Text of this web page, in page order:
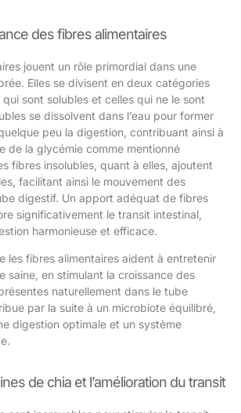
des fibres alimentaires
jouent un rôle primordial dans une
Elles se divisent en deux catégories
sont solubles et celles qui ne le sont
se dissolvent dans l’eau pour former
peu la digestion, contribuant ainsi à
de la glycémie comme mentionné
fibres insolubles, quant à elles, ajoutent
facilitant ainsi le mouvement des
digestif. Un apport adéquat de fibres
significativement le transit intestinal,
harmonieuse et efficace.
les fibres alimentaires aident à entretenir
saine, en stimulant la croissance des
naturellement dans le tube
par la suite à un microbiote équilibré,
digestion optimale et un système
de chia et l’amélioration du transit